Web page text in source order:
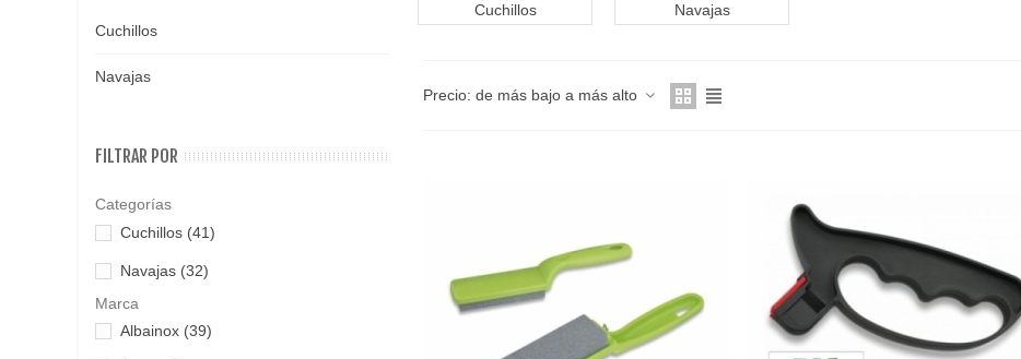
Cuchillos
Navajas
FILTRAR POR
Categorías
Cuchillos (41)
Navajas (32)
Marca
Albainox (39)
Cuchillos Navajas
Precio: de más bajo a más alto